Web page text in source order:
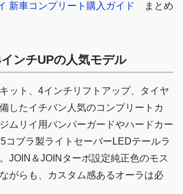
新車コンプリート購入ガイド
まとめ
ンチUPの人気モデル
ット、4インチリフトアップ、タイヤ
したイチバン人気のコンプリートカ
ムリイ用バンパーガードやハードカー
コブラ製ライトセーバーLEDテールラ
JOIN＆JOINターボ設定純正色のモス
がらも、カスタム感あるオーラは必